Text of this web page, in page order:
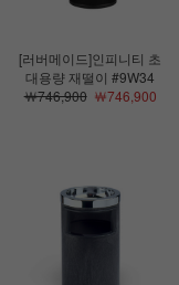
[러버메이드]인피니티 초
대용량 재떨이 #9W34
￦746,900￦746,900